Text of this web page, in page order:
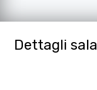
Dettagli sala